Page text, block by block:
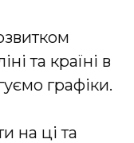
та країні в
графіки.
на ці та